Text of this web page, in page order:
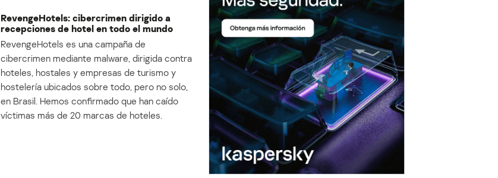
RevengeHotels: cibercrimen dirigido a
recepciones de hotel en todo el mundo
RevengeHotels es una campaña de
cibercrimen mediante malware, dirigida contra
hoteles, hostales y empresas de turismo y
hostelería ubicados sobre todo, pero no solo,
en Brasil. Hemos confirmado que han caído
víctimas más de 20 marcas de hoteles.